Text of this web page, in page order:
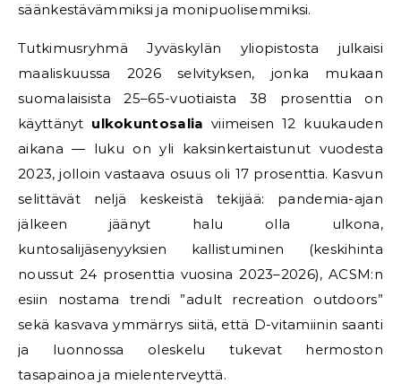
säänkestävämmiksi ja monipuolisemmiksi.
Tutkimusryhmä Jyväskylän yliopistosta julkaisi
maaliskuussa 2026 selvityksen, jonka mukaan
suomalaisista 25–65-vuotiaista 38 prosenttia on
käyttänyt ulkokuntosalia viimeisen 12 kuukauden
aikana — luku on yli kaksinkertaistunut vuodesta
2023, jolloin vastaava osuus oli 17 prosenttia. Kasvun
selittävät neljä keskeistä tekijää: pandemia-ajan
jälkeen jäänyt halu olla ulkona,
kuntosalijäsenyyksien kallistuminen (keskihinta
noussut 24 prosenttia vuosina 2023–2026), ACSM:n
esiin nostama trendi ”adult recreation outdoors”
sekä kasvava ymmärrys siitä, että D-vitamiinin saanti
ja luonnossa oleskelu tukevat hermoston
tasapainoa ja mielenterveyttä.